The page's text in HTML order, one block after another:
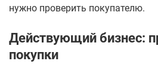
нужно проверить покупателю.
Действующий бизнес:
покупки